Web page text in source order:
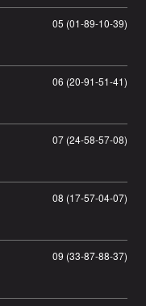
05 (01-89-10-39)
06 (20-91-51-41)
07 (24-58-57-08)
08 (17-57-04-07)
09 (33-87-88-37)